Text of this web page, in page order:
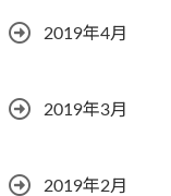
2019年4月
2019年3月
2019年2月